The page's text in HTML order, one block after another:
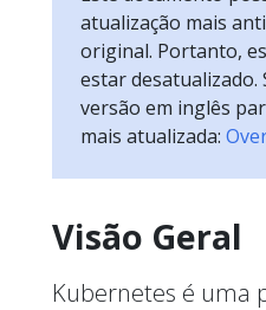
atualização mais
original. Portanto,
estar desatualizado.
versão em inglês
mais atualizada:
Visão Geral
Kubernetes é uma